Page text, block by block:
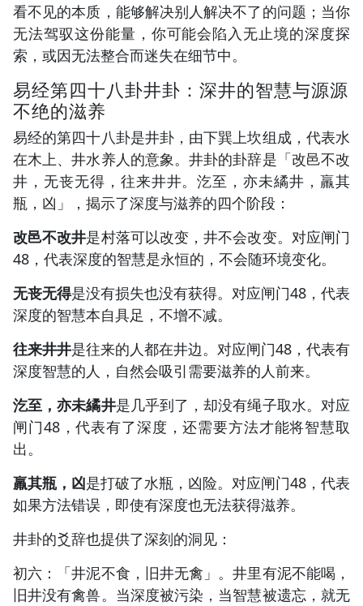
看不见的本质，能够解决别人解决不了的问题；当你
无法驾驭这份能量，你可能会陷入无止境的深度探
索，或因无法整合而迷失在细节中。
易经第四十八卦井卦：深井的智慧与源源
不绝的滋养
易经的第四十八卦是井卦，由下巽上坎组成，代表水
在木上、井水养人的意象。井卦的卦辞是「改邑不改
井，无丧无得，往来井井。汔至，亦未繘井，羸其
瓶，凶」，揭示了深度与滋养的四个阶段：
改邑不改井是村落可以改变，井不会改变。对应闸门
48，代表深度的智慧是永恒的，不会随环境变化。
无丧无得是没有损失也没有获得。对应闸门48，代表
深度的智慧本自具足，不增不减。
往来井井是往来的人都在井边。对应闸门48，代表有
深度智慧的人，自然会吸引需要滋养的人前来。
汔至，亦未繘井是几乎到了，却没有绳子取水。对应
闸门48，代表有了深度，还需要方法才能将智慧取
出。
羸其瓶，凶是打破了水瓶，凶险。对应闸门48，代表
如果方法错误，即使有深度也无法获得滋养。
井卦的爻辞也提供了深刻的洞见：
初六：「井泥不食，旧井无禽」。井里有泥不能喝，
旧井没有禽兽。当深度被污染，当智慧被遗忘，就无